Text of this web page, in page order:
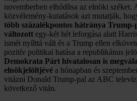
novemberben elhódítsa az elnöki széket.
közvélemény-kutatások azt mutatják,
több százalékpontos hátránya Trump-
változott egy-két hét leforgása alatt
ismét nyílttá vált és a Trump ellen
pozitív politikai hatása a republikánus
Demokrata Párt hivatalosan is
elnökjelöltjévé a hónapban és
vitázni Donald Trump-pal az ABC
következő vitán.